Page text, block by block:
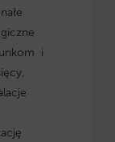
i